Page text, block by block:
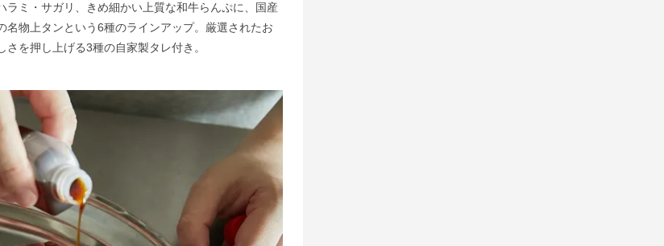
ミ・サガリ、きめ細かい上質な和牛らんぷに、国産
物上タンという6種のラインアップ。厳選されたお
を押し上げる3種の自家製タレ付き。